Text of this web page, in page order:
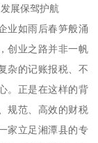
展保驾护航
业如雨后春笋般涌
创业之路并非一帆
杂的记账报税、不
。正是在这样的背
规范、高效的财税
家立足湘潭县的专